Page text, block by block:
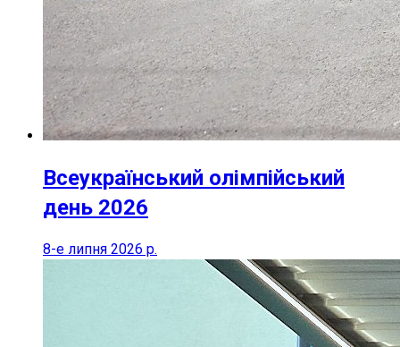
Всеукраїнський олімпійський
день 2026
8-е липня 2026 р.